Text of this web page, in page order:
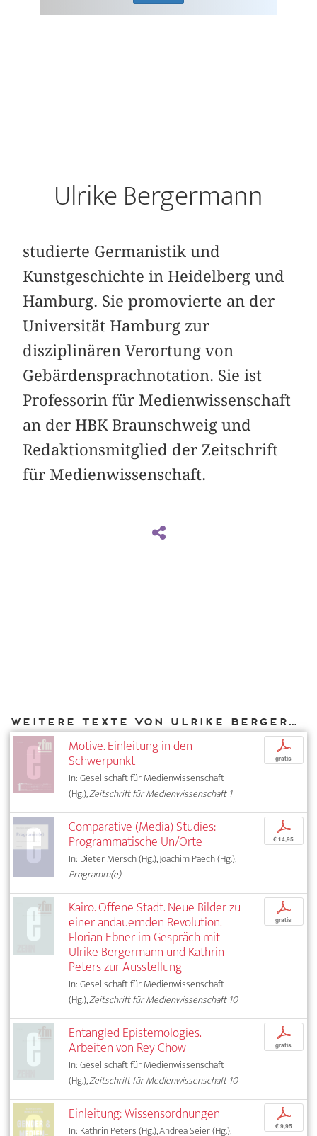
Ulrike Bergermann
studierte Germanistik und
Kunstgeschichte in Heidelberg und
Hamburg. Sie promovierte an der
Universität Hamburg zur
disziplinären Verortung von
Gebärdensprachnotation. Sie ist
Professorin für Medienwissenschaft
an der HBK Braunschweig und
Redaktionsmitglied der Zeitschrift
für Medienwissenschaft.
Weitere Texte von Ulrike Bergermann bei DIAPHANES
Motive. Einleitung in den
Schwerpunkt
In: Gesellschaft für Medienwissenschaft
(Hg.),Zeitschrift für Medienwissenschaft 1
p
gratis
Comparative (Media) Studies:
Programmatische Un/Orte
In: Dieter Mersch (Hg.), Joachim Paech (Hg.),
Programm(e)
p
€ 14,95
Kairo. Offene Stadt. Neue Bilder zu
einer andauernden Revolution.
Florian Ebner im Gespräch mit
Ulrike Bergermann und Kathrin
Peters zur Ausstellung
In: Gesellschaft für Medienwissenschaft
(Hg.),Zeitschrift für Medienwissenschaft 10
p
gratis
Entangled Epistemologies.
Arbeiten von Rey Chow
In: Gesellschaft für Medienwissenschaft
(Hg.),Zeitschrift für Medienwissenschaft 10
p
gratis
Einleitung: Wissensordnungen
In: Kathrin Peters (Hg.), Andrea Seier (Hg.),
p
€ 9,95